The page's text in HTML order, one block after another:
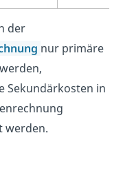
der
nur primäre
Sekundärkosten in
werden.